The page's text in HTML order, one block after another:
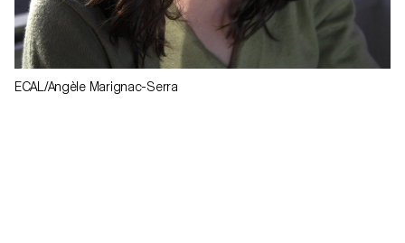
ECAL/Angèle Marignac-Serra